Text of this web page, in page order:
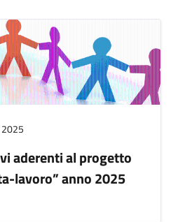
2025
aderenti al progetto
lavoro” anno 2025